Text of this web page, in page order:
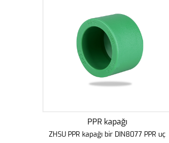
PPR kapağı
ZHSU PPR kapağı bir DIN8077 PPR uç